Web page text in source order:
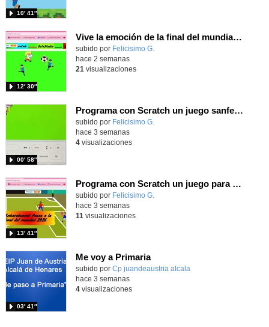
10′ 41″
Vive la emoción de la final del mundial programando con Scratch, un juego de toques y esquivar contrarios
Contenido educativo.
subido por Felicisimo G.
12′ 30″
hace 2 semanas
21 visualizaciones
Programa con Scratch un juego sanferminero con Mikel Merino evitando toros y dando toques al balón.
Contenido educativo.
subido por Felicisimo G.
00′ 58″
hace 3 semanas
4visualizaciones
Programa con Scratch un juego para vivir la emoción de los centros desde la banda de España
Contenido educativo.
subido por Felicisimo G.
13′ 41″
hace 3 semanas
11 visualizaciones
Me voy a Primaria
Contenido educativo.
subido por Cp juandeaustria alcala
03′ 41″
hace 3 semanas
4visualizaciones